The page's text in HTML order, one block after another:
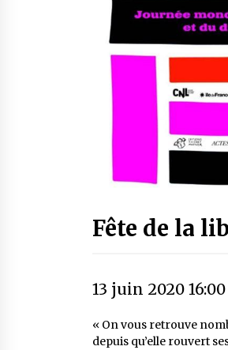
Fête de la
13 juin 2020 16:00
« On vous retrouve
depuis qu’elle rouvert